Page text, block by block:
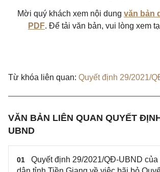
Mời quý khách xem nội dung văn bản
PDF. Để tải văn bản, vui lòng xem
Từ khóa liên quan: Quyết định 29/2021/
VĂN BẢN LIÊN QUAN QUYẾT
UBND
01
Quyết định 29/2021/QĐ-UBND của